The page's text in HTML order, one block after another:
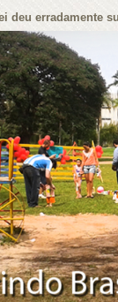
deu erradamente